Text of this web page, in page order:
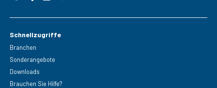
Schnellzugriffe
Branchen
Sonderangebote
Downloads
Brauchen Sie Hilfe?